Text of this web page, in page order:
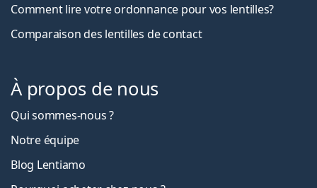
Comment lire votre ordonnance pour vos lentilles?
Comparaison des lentilles de contact
À propos de nous
Qui sommes-nous ?
Notre équipe
Blog Lentiamo